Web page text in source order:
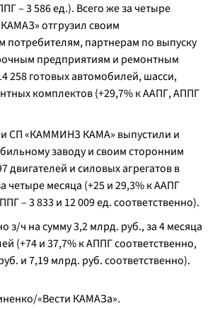
– 3 586 ед.). Всего же за четыре
отгрузил своим
потребителям, партнерам по выпуску
предприятиям и ремонтным
258 готовых автомобилей, шасси,
комплектов (+29,7% к ААПГ, АППГ
и СП «КАММИНЗ КАМА» выпустили и
заводу и своим сторонним
двигателей и силовых агрегатов в
четыре месяца (+25 и 29,3% к ААПГ
– 3 833 и 12 009 ед. соответственно).
з/ч на сумму 3,2 млрд. руб., за 4 месяца
(+74 и 37,7% к АППГ соответственно,
и 7,19 млрд. руб. соответственно).
«Вести КАМАЗа».